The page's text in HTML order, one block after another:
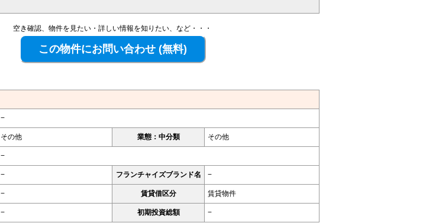
空き確認、物件を見たい・詳しい情報を知りたい、など・・・
−
その他 業態：中分類 その他
−
− フランチャイズブランド名 −
− 賃貸借区分 賃貸物件
− 初期投資総額 −